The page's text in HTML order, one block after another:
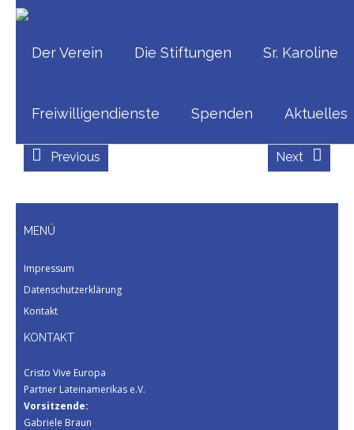
Der Verein Die Stiftungen Sr. Karoline
Freiwilligendienste Spenden Aktuelles
Previous Next
MENÜ
Impressum
Datenschutzerklärung
Kontakt
KONTAKT
Cristo Vive Europa
Partner Lateinamerikas e.V.
Vorsitzende:
Gabriele Braun